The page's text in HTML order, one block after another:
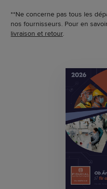
**Ne concerne pas tous les
nos fournisseurs. Pour en
livraison et retour.